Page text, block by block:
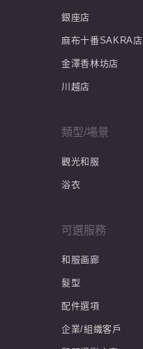
銀座店
麻布十番SAKRA店
金澤香林坊店
川越店
類型/場景
觀光和服
浴衣
可選服務
和服画廊
髮型
配件選項
企業/組織客戶